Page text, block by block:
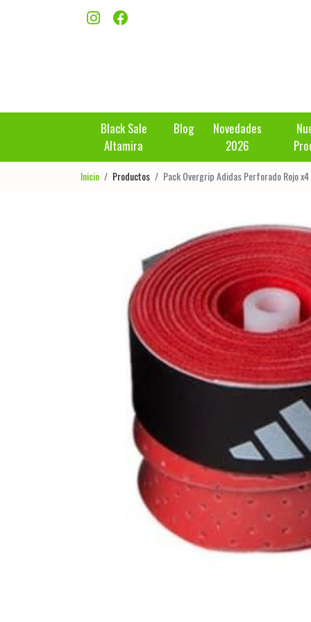
Black Sale
Altamira
Blog
Novedades
2026
Inicio Productos Pack Overgrip Adidas Perforado Rojo x4